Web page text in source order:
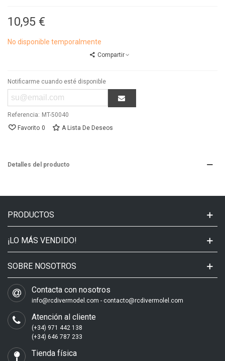
10,95 €
No disponible temporalmente
Compartir
Notificarme cuando esté disponible
Referencia: MT-50040
Favorito 0 A Lista De Deseos
Detalles del producto
PRODUCTOS
¡LO MÁS VENDIDO!
SOBRE NOSOTROS
Contacta con nosotros
info@rcdivermodel.com - contacto@rcdivermolel.com
Atención al cliente
(+34) 971 442 138
(+34) 646 787 233
Tienda física